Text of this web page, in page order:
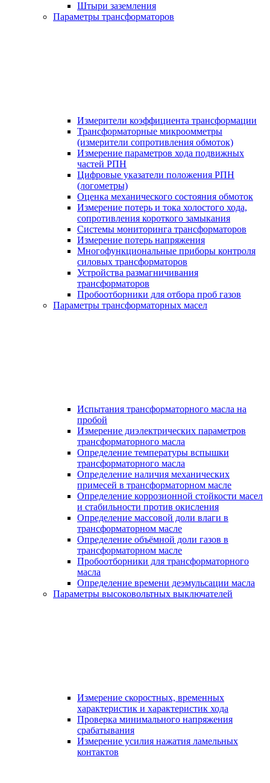
Штыри заземления
Параметры трансформаторов
Измерители коэффициента трансформации
Трансформаторные микроомметры
(измерители сопротивления обмоток)
Измерение параметров хода подвижных
частей РПН
Цифровые указатели положения РПН
(логометры)
Оценка механического состояния обмоток
Измерение потерь и тока холостого хода,
сопротивления короткого замыкания
Системы мониторинга трансформаторов
Измерение потерь напряжения
Многофункциональные приборы контроля
силовых трансформаторов
Устройства размагничивания
трансформаторов
Пробоотборники для отбора проб газов
Параметры трансформаторных масел
Испытания трансформаторного масла на
пробой
Измерение диэлектрических параметров
трансформаторного масла
Определение температуры вспышки
трансформаторного масла
Определение наличия механических
примесей в трансформаторном масле
Определение коррозионной стойкости масел
и стабильности против окисления
Определение массовой доли влаги в
трансформаторном масле
Определение объёмной доли газов в
трансформаторном масле
Пробоотборники для трансформаторного
масла
Определение времени деэмульсации масла
Параметры высоковольтных выключателей
Измерение скоростных, временных
характеристик и характеристик хода
Проверка минимального напряжения
срабатывания
Измерение усилия нажатия ламельных
контактов